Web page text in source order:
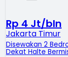
Rp 4 Jt/bln
Jakarta Timur
Disewakan 2
Dekat Halte